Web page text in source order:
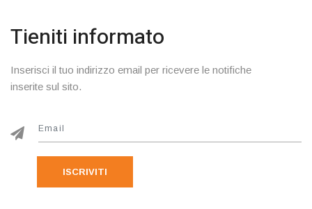
Tieniti informato
Inserisci il tuo indirizzo email per ricevere le notifiche
inserite sul sito.
ISCRIVITI